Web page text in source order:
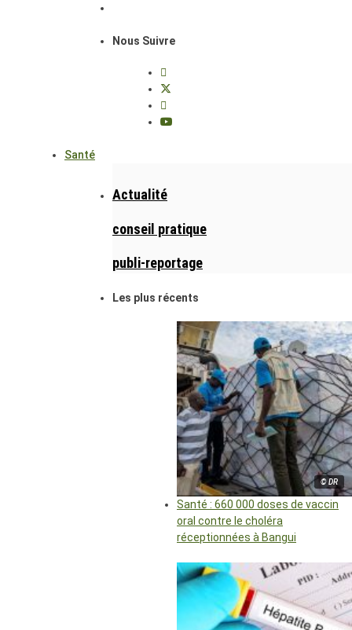
Nous Suivre
Santé
Actualité
conseil pratique
publi-reportage
Les plus récents
© DR
Santé : 660 000 doses de vaccin
oral contre le choléra
réceptionnées à Bangui